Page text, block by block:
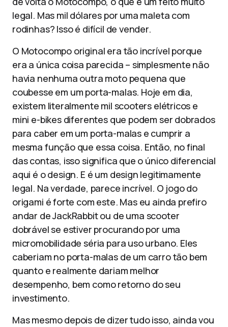
legal. Mas mil dólares por uma maleta com
rodinhas? Isso é difícil de vender.
O Motocompo original era tão incrível porque
era a única coisa parecida – simplesmente não
havia nenhuma outra moto pequena que
coubesse em um porta-malas. Hoje em dia,
existem literalmente mil scooters elétricos e
mini e-bikes diferentes que podem ser dobrados
para caber em um porta-malas e cumprir a
mesma função que essa coisa. Então, no final
das contas, isso significa que o único diferencial
aqui é o design. E é um design legitimamente
legal. Na verdade, parece incrível. O jogo do
origami é forte com este. Mas eu ainda prefiro
andar de JackRabbit ou de uma scooter
dobrável se estiver procurando por uma
micromobilidade séria para uso urbano. Eles
caberiam no porta-malas de um carro tão bem
quanto e realmente dariam melhor
desempenho, bem como retorno do seu
investimento.
Mas mesmo depois de dizer tudo isso, ainda vou